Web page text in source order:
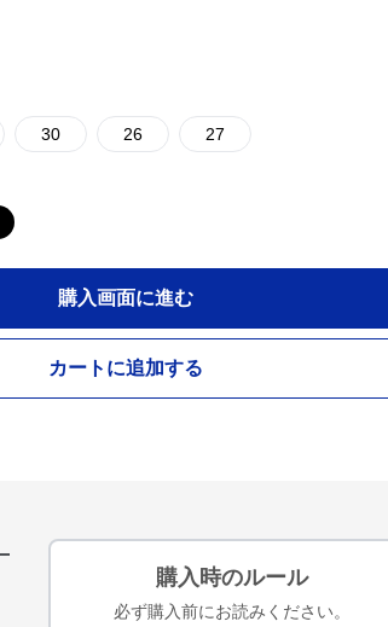
30 26 27
購入画面に進む
カートに追加する
購入時のルール
必ず購入前にお読みください。